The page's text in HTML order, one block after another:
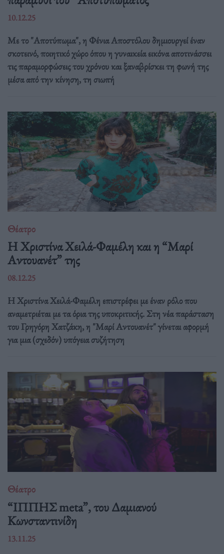
10.12.25
Με το "Αποτύπωμα", η Φένια Αποστόλου δημιουργεί έναν
σκοτεινό, ποιητικό χώρο όπου η γυναικεία εικόνα αποτινάσσει
τις παραμορφώσεις του χρόνου και ξαναβρίσκει τη φωνή της
μέσα από την κίνηση, τη σιωπή
Θέατρο
Η Χριστίνα Χειλά-Φαμέλη και η “Μαρί
Αντουανέτ” της
08.12.25
Η Χριστίνα Χειλά-Φαμέλη επιστρέφει με έναν ρόλο που
αναμετριέται με τα όρια της υποκριτικής. Στη νέα παράσταση
του Γρηγόρη Χατζάκη, η "Μαρί Αντουανέτ" γίνεται αφορμή
για μια (σχεδόν) υπόγεια συζήτηση
Θέατρο
“ΙΠΠΗΣ meta”, του Δαμιανού
Κωνσταντινίδη
13.11.25